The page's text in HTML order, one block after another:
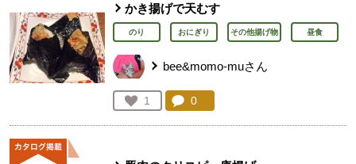
かき揚げで天むす
のり おにぎり その他揚げ物 昼食
bee&momo-muさん
お気に入り登録：
1
人が登録
コメント：
0